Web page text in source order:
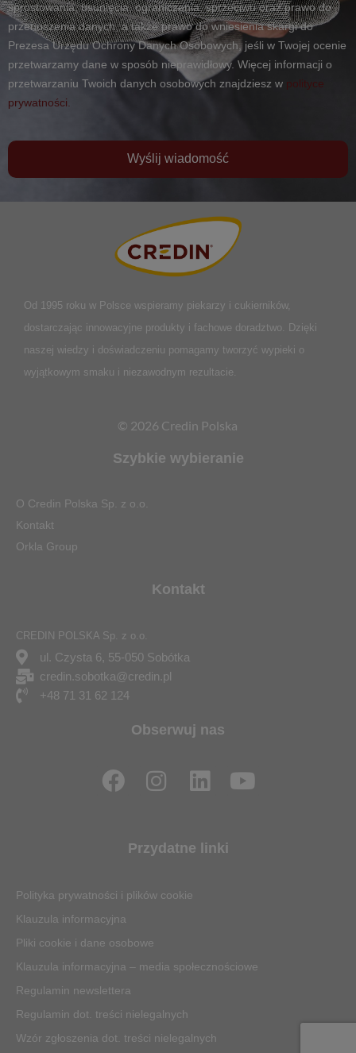
sprostowania, usunięcia, ograniczenia, sprzeciwu oraz prawo do
przenoszenia danych, a także prawo do wniesienia skargi do
Prezesa Urzędu Ochrony Danych Osobowych, jeśli w Twojej ocenie
przetwarzamy dane w sposób nieprawidłowy. Więcej informacji o
przetwarzaniu Twoich danych osobowych znajdziesz w polityce
prywatności.
Wyślij wiadomość
Od 1995 roku w Polsce wspieramy piekarzy i cukierników,
dostarczając innowacyjne produkty i fachowe doradztwo. Dzięki
naszej wiedzy i doświadczeniu pomagamy tworzyć wypieki o
wyjątkowym smaku i niezawodnym rezultacie.
© 2026 Credin Polska
Szybkie wybieranie
O Credin Polska Sp. z o.o.
Kontakt
Orkla Group
Kontakt
CREDIN POLSKA Sp. z o.o.
ul. Czysta 6, 55-050 Sobótka
credin.sobotka@credin.pl
+48 71 31 62 124
Obserwuj nas
F
a
o
o
k
I
n
t
g
m
L
i
k
Y
Przydatne linki
Polityka prywatności i plików cookie
Klauzula informacyjna
Pliki cookie i dane osobowe
Klauzula informacyjna – media społecznościowe
Regulamin newslettera
Regulamin dot. treści nielegalnych
Wzór zgłoszenia dot. treści nielegalnych